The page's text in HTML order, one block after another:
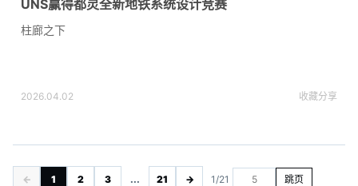
UNS赢得都灵全新地铁系统设计竞赛
柱廊之下
2026.04.02 收藏分享
← 1 2 3 ... 21 → 1/21 跳页